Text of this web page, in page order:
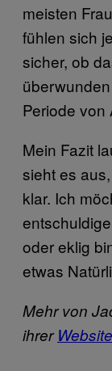
meisten
fühlen sich
sicher, ob
Periode von
Mein Fazit
sieht es
klar. Ich
oder eklig
etwas
Mehr von
ihrerWebsite